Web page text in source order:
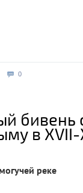
0
бивень
в XVII-
реке